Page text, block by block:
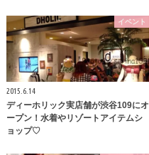
イベント
2015.6.14
ディーホリック実店舗が渋谷109にオ
ープン！水着やリゾートアイテムシ
ョップ♡